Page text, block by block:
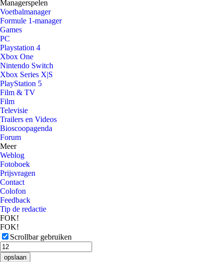
Managerspelen
Voetbalmanager
Formule 1-manager
Games
PC
Playstation 4
Xbox One
Nintendo Switch
Xbox Series X|S
PlayStation 5
Film & TV
Film
Televisie
Trailers en Videos
Bioscoopagenda
Forum
Meer
Weblog
Fotoboek
Prijsvragen
Contact
Colofon
Feedback
Tip de redactie
FOK!
FOK!
Scrollbar gebruiken
opslaan